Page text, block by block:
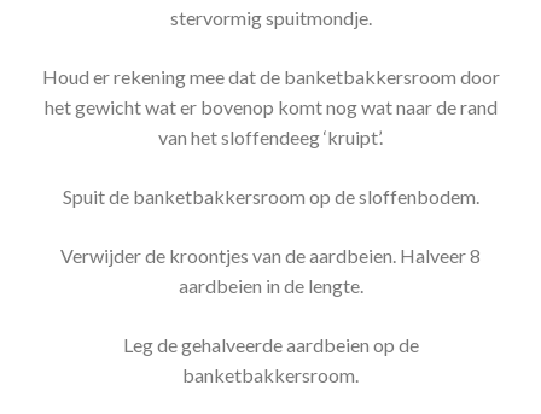
stervormig spuitmondje.
Houd er rekening mee dat de banketbakkersroom door
het gewicht wat er bovenop komt nog wat naar de rand
van het sloffendeeg ‘kruipt’.
Spuit de banketbakkersroom op de sloffenbodem.
Verwijder de kroontjes van de aardbeien. Halveer 8
aardbeien in de lengte.
Leg de gehalveerde aardbeien op de
banketbakkersroom.